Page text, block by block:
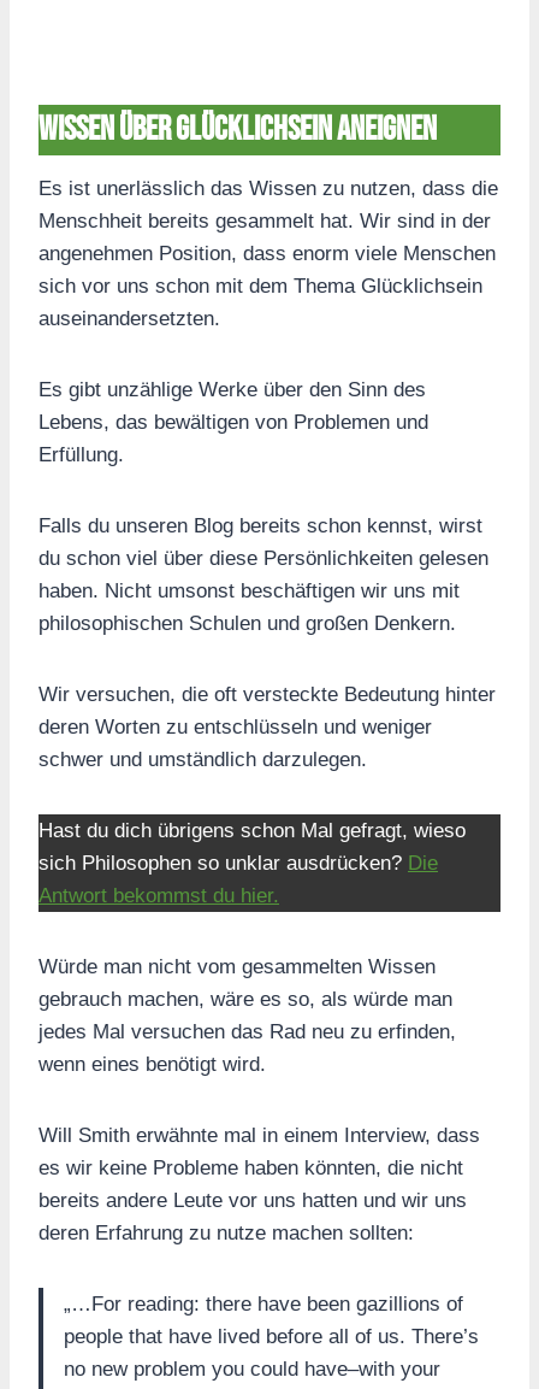
Wissen über Glücklichsein aneignen
Es ist unerlässlich das Wissen zu nutzen, dass die
Menschheit bereits gesammelt hat. Wir sind in der
angenehmen Position, dass enorm viele Menschen
sich vor uns schon mit dem Thema Glücklichsein
auseinandersetzten.
Es gibt unzählige Werke über den Sinn des
Lebens, das bewältigen von Problemen und
Erfüllung.
Falls du unseren Blog bereits schon kennst, wirst
du schon viel über diese Persönlichkeiten gelesen
haben. Nicht umsonst beschäftigen wir uns mit
philosophischen Schulen und großen Denkern.
Wir versuchen, die oft versteckte Bedeutung hinter
deren Worten zu entschlüsseln und weniger
schwer und umständlich darzulegen.
Hast du dich übrigens schon Mal gefragt, wieso
sich Philosophen so unklar ausdrücken? Die
Antwort bekommst du hier.
Würde man nicht vom gesammelten Wissen
gebrauch machen, wäre es so, als würde man
jedes Mal versuchen das Rad neu zu erfinden,
wenn eines benötigt wird.
Will Smith erwähnte mal in einem Interview, dass
es wir keine Probleme haben könnten, die nicht
bereits andere Leute vor uns hatten und wir uns
deren Erfahrung zu nutze machen sollten:
„…For reading: there have been gazillions of
people that have lived before all of us. There’s
no new problem you could have–with your